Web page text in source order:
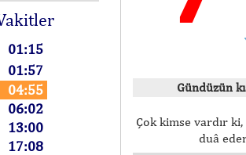
01:15
01:57
04:55
06:02
13:00
17:08
Gündüzün
Çok kimse vardır
duâ